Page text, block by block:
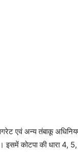
एवं अन्य तंबाकू
इसमें कोटपा की धारा 4,